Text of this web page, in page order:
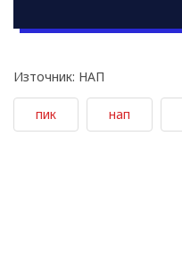
Източник: НАП
пик нап